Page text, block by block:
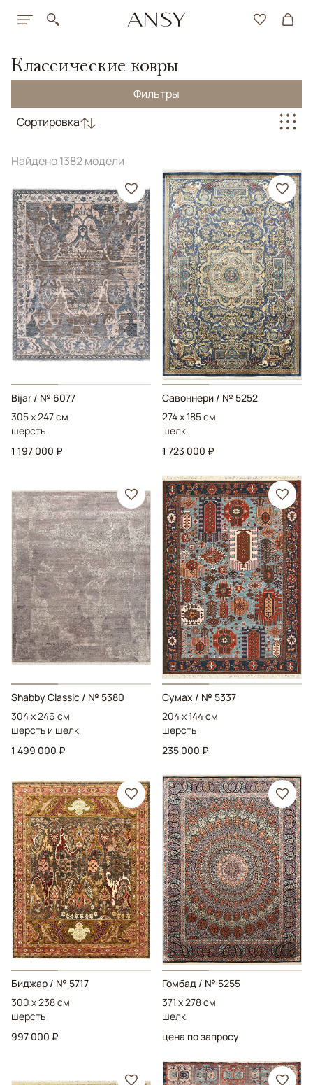
Классические ковры
Фильтры
Сортировка
Найдено 1382 модели
Bijar / № 6077
305 x 247 см
шерсть
1 197 000 ₽
Савоннери / № 5252
274 x 185 см
шелк
1 723 000 ₽
Shabby Classic / № 5380
304 x 246 см
шерсть и шелк
1 499 000 ₽
Сумах / № 5337
204 x 144 см
шерсть
235 000 ₽
Биджар / № 5717
300 x 238 см
шерсть
997 000 ₽
Гомбад / № 5255
371 x 278 см
шелк
цена по запросу